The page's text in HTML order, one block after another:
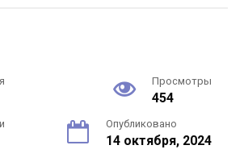
Просмотры
454
Опубликовано
14 октября, 2024